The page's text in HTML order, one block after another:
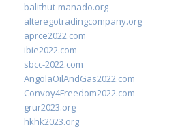
balithut-manado.org
alteregotradingcompany.org
aprce2022.com
ibie2022.com
sbcc-2022.com
AngolaOilAndGas2022.com
Convoy4Freedom2022.com
grur2023.org
hkhk2023.org